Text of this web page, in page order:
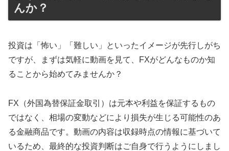
んか？
投資は「怖い」「難しい」といったイメージが先行しがち
ですが、まずは気軽に動画を見て、FXがどんなものか知
ることから始めてみませんか？
FX（外国為替保証金取引）は元本や利益を保証するもの
ではなく、相場の変動などにより損失が生じる可能性のあ
る金融商品です。動画の内容は収録時点の情報に基づいて
いるため、最終的な投資判断はご自身で行うようにしまし